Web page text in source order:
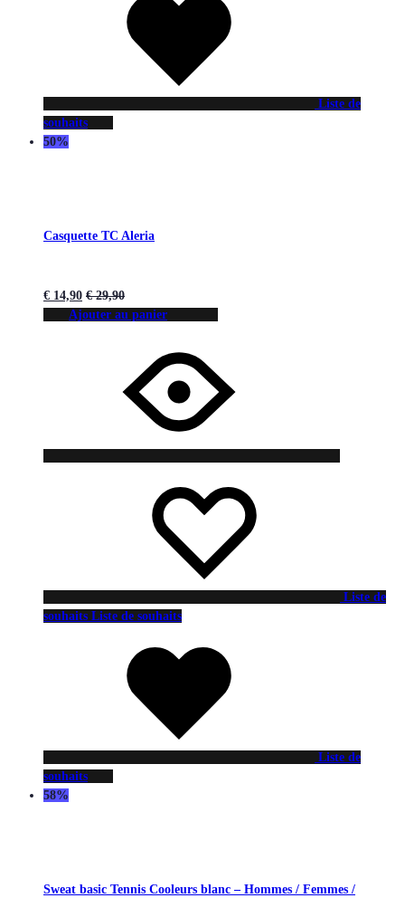
Liste de
souhaits
50%
Casquette TC Aleria
€ 14,90 €29,90
Ajouter au panier
Liste de
souhaits Liste de souhaits
Liste de
souhaits
58%
Sweat basic Tennis Cooleurs blanc – Hommes / Femmes /